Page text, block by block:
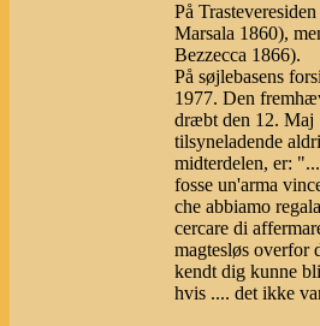
På
Marsala 1860),
Bezzecca 1866).
På søjlebasens
1977. Den
dræbt den 12. Maj
tilsyneladende
midterdelen, er:
fosse un'arma
che abbiamo
cercare di
magtesløs overfor
kendt dig kunne
hvis .... det ikke